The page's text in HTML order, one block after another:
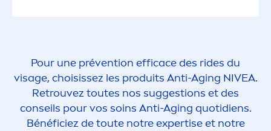
Pour une prévention efficace des rides du
visage, choisissez les produits Anti-Aging NIVEA.
Retrouvez toutes nos suggestions et des
conseils pour vos soins Anti-Aging quotidiens.
Bénéficiez de toute notre expertise et notre